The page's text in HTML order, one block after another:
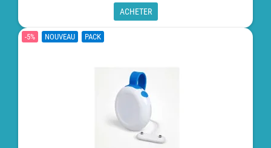
ACHETER
-5% NOUVEAU PACK